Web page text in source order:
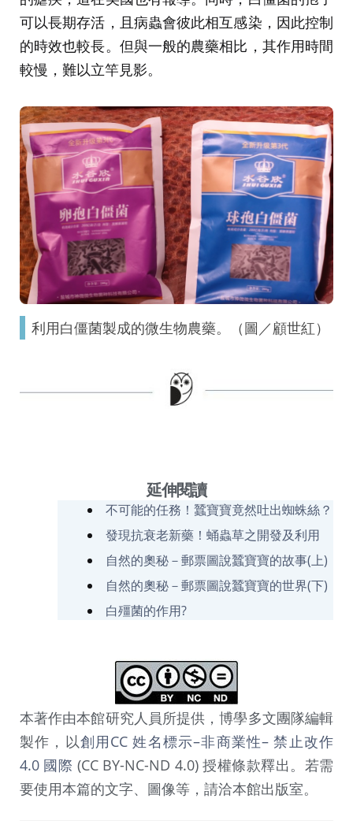
可以長期存活，且病蟲會彼此相互感染，因此控制
的時效也較長。但與一般的農藥相比，其作用時間
較慢，難以立竿見影。
利用白僵菌製成的微生物農藥。（圖／顧世紅）
延伸閱讀
不可能的任務！蠶寶寶竟然吐出蜘蛛絲？
發現抗衰老新藥！蛹蟲草之開發及利用
自然的奧秘－郵票圖說蠶寶寶的故事(上)
自然的奧秘－郵票圖說蠶寶寶的世界(下)
白殭菌的作用?
本著作由本館研究人員所提供，博學多文團隊編輯
製作，以創用CC 姓名標示–非商業性– 禁止改作
4.0 國際 (CC BY-NC-ND 4.0) 授權條款釋出。若需
要使用本篇的文字、圖像等，請洽本館出版室。